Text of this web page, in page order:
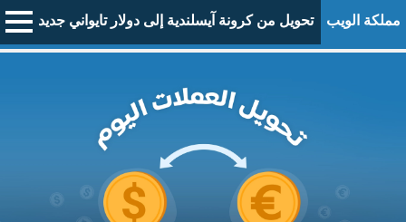
مملكة الويب تحويل من كرونة آيسلندية إلى دولار تايواني جديد